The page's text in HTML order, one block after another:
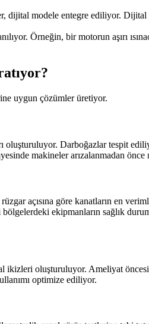
modele entegre ediliyor.
Örneğin, bir motorun aşırı
uygun çözümler üretiyor.
oluşturuluyor. Darboğazlar tespit
makineler arızalanmadan
açısına göre kanatların en
ekipmanların sağlık
oluşturuluyor. Ameliyat
optimize ediliyor.